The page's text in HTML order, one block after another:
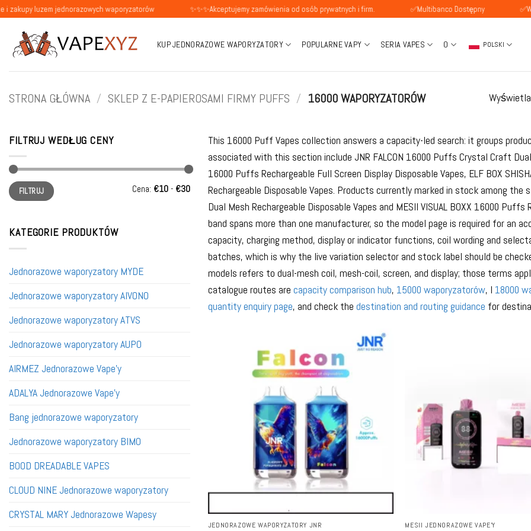
Przewiń
zawartości
jednorazowych waporyzatorów ✨✨✨Akceptujemy zamówienia od osób prywatnych i firm. ✅Multibanco Dostępny
KUP JEDNORAZOWE WAPORYZATORY POPULARNE VAPY SERIA VAPES O POLSKI
STRONA GŁÓWNA / SKLEP Z E-PAPIEROSAMI FIRMY PUFFS / 16000 WAPORYZATORÓW
FILTRUJ WEDŁUG CENY
Cena
min
Cena
maxFILTRUJ Cena: €10 - €30
KATEGORIE PRODUKTÓW
Jednorazowe waporyzatory MYDE
Jednorazowe waporyzatory AIVONO
Jednorazowe waporyzatory ATVS
Jednorazowe waporyzatory AUPO
AIRMEZ Jednorazowe Vape'y
ADALYA Jednorazowe Vape'y
Bang jednorazowe waporyzatory
Jednorazowe waporyzatory BIMO
BOOD DREADABLE VAPES
CLOUD NINE Jednorazowe waporyzatory
CRYSTAL MARY Jednorazowe Wapesy
This 16000 Puff Vapes collection answers a capacity-led search: it groups
associated with this section include JNR FALCON 16000 Puffs Crystal Craft Dual
16000 Puffs Rechargeable Full Screen Display Disposable Vapes, ELF BOX
Rechargeable Disposable Vapes. Products currently marked in stock among
Dual Mesh Rechargeable Disposable Vapes and MESII VISUAL BOXX 16000
band spans more than one manufacturer, so the model page is required for an
capacity, charging method, display or indicator functions, coil wording and
batches, which is why the live variation selector and stock label should be
models refers to dual-mesh coil, mesh-coil, screen, and display; those terms
catalogue routes are capacity comparison hub, 15000 waporyzatorów, I 18000
quantity enquiry page, and check the destination and routing guidance for
JEDNORAZOWE WAPORYZATORY JNR MESII JEDNORAZOWE VAPE'Y